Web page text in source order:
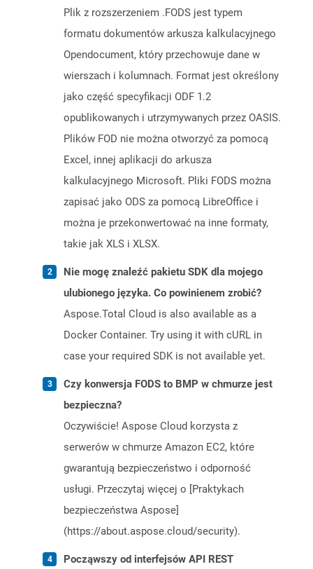
Plik z rozszerzeniem .FODS jest typem
formatu dokumentów arkusza kalkulacyjnego
Opendocument, który przechowuje dane w
wierszach i kolumnach. Format jest określony
jako część specyfikacji ODF 1.2
opublikowanych i utrzymywanych przez OASIS.
Plików FOD nie można otworzyć za pomocą
Excel, innej aplikacji do arkusza
kalkulacyjnego Microsoft. Pliki FODS można
zapisać jako ODS za pomocą LibreOffice i
można je przekonwertować na inne formaty,
takie jak XLS i XLSX.
Nie mogę znaleźć pakietu SDK dla mojego
ulubionego języka. Co powinienem zrobić?
Aspose.Total Cloud is also available as a
Docker Container. Try using it with cURL in
case your required SDK is not available yet.
Czy konwersja FODS to BMP w chmurze jest
bezpieczna?
Oczywiście! Aspose Cloud korzysta z
serwerów w chmurze Amazon EC2, które
gwarantują bezpieczeństwo i odporność
usługi. Przeczytaj więcej o [Praktykach
bezpieczeństwa Aspose]
(https://about.aspose.cloud/security).
Począwszy od interfejsów API REST